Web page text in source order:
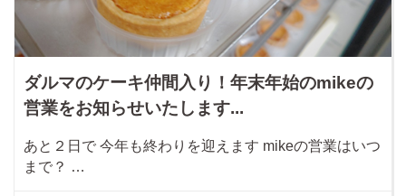
ダルマのケーキ仲間入り！年末年始のmikeの
営業をお知らせいたします...
あと２日で 今年も終わりを迎えます mikeの営業はいつ
まで？ …